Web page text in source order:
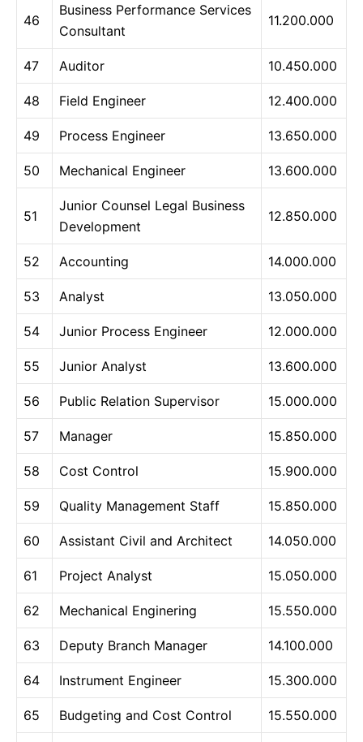
46
Business Performance Services
Consultant
11.200.000
47 Auditor 10.450.000
48 Field Engineer 12.400.000
49 Process Engineer 13.650.000
50 Mechanical Engineer 13.600.000
51
Junior Counsel Legal Business
Development
12.850.000
52 Accounting 14.000.000
53 Analyst 13.050.000
54 Junior Process Engineer 12.000.000
55 Junior Analyst 13.600.000
56 Public Relation Supervisor 15.000.000
57 Manager 15.850.000
58 Cost Control 15.900.000
59 Quality Management Staff 15.850.000
60 Assistant Civil and Architect 14.050.000
61 Project Analyst 15.050.000
62 Mechanical Enginering 15.550.000
63 Deputy Branch Manager 14.100.000
64 Instrument Engineer 15.300.000
65 Budgeting and Cost Control 15.550.000